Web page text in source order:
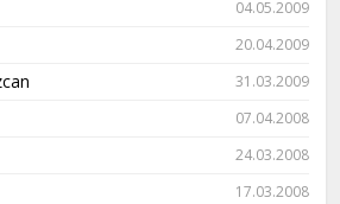
04.05.2009
20.04.2009
31.03.2009
07.04.2008
24.03.2008
17.03.2008